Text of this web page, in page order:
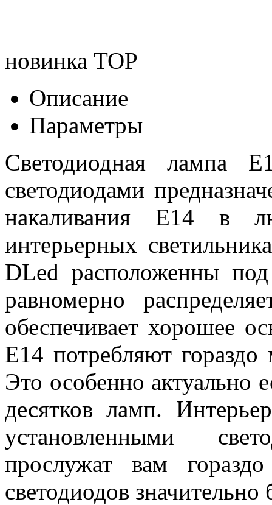
новинка TOP
Описание
Параметры
Светодиодная
светодиодами
накаливания E14 в
интерьерных
DLed расположенны
равномерно
обеспечивает хорошее
E14 потребляют
Это особенно актуально
десятков ламп.
установленными
прослужат вам
светодиодов значительно